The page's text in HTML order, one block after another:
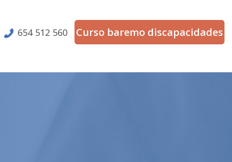
654 512 560 Curso baremo discapacidades